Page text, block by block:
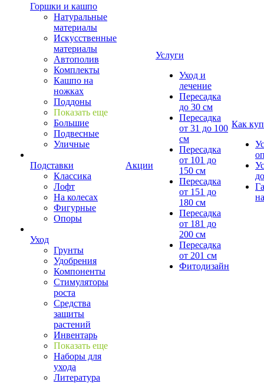
Горшки и кашпо
Натуральные
материалы
Искусственные
материалы
Автополив
Комплекты
Кашпо на
ножках
Поддоны
Показать еще
Большие
Подвесные
Уличные
Подставки
Классика
Лофт
На колесах
Фигурные
Опоры
Уход
Грунты
Удобрения
Компоненты
Стимуляторы
роста
Средства
защиты
растений
Инвентарь
Показать еще
Наборы для
ухода
Литература
Акции
Услуги
Уход и
лечение
Пересадка
до 30 см
Пересадка
от 31 до 100
см
Пересадка
от 101 до
150 см
Пересадка
от 151 до
180 см
Пересадка
от 181 до
200 см
Пересадка
от 201 см
Фитодизайн
Как